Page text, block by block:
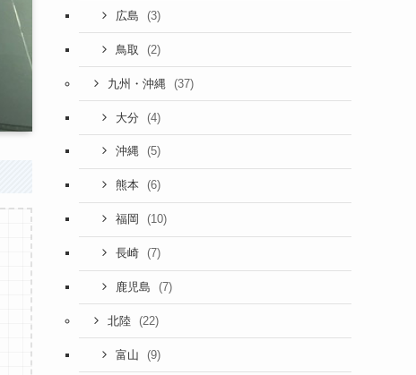
広島 (3)
鳥取 (2)
九州・沖縄 (37)
大分 (4)
沖縄 (5)
熊本 (6)
福岡 (10)
長崎 (7)
鹿児島 (7)
北陸 (22)
富山 (9)